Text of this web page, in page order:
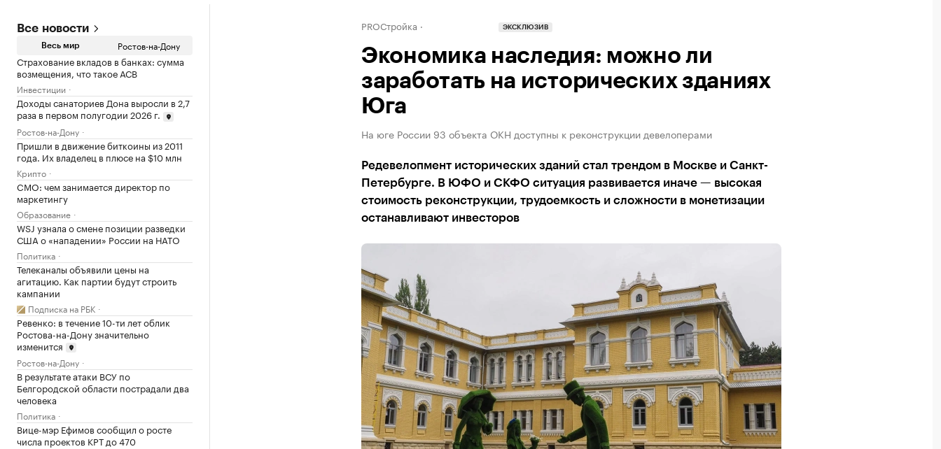
Все новости
Весь мир Ростов-на-Дону
Страхование вкладов в банках: сумма
возмещения, что такое АСВ
Инвестиции
Доходы санаториев Дона выросли в 2,7
раза в первом полугодии 2026 г.
Ростов-на-Дону
Пришли в движение биткоины из 2011
года. Их владелец в плюсе на $10 млн
Крипто
CMO: чем занимается директор по
маркетингу
Образование
WSJ узнала о смене позиции разведки
США о «нападении» России на НАТО
Политика
Телеканалы объявили цены на
агитацию. Как партии будут строить
кампании
Подписка на РБК
Ревенко: в течение 10-ти лет облик
Ростова-на-Дону значительно
изменится
Ростов-на-Дону
В результате атаки ВСУ по
Белгородской области пострадали два
человека
Политика
Вице-мэр Ефимов сообщил о росте
числа проектов КРТ до 470
PROСтройка ЭКСКЛЮЗИВ
Экономика наследия: можно ли
заработать на исторических зданиях
Юга
На юге России 93 объекта ОКН доступны к реконструкции девелоперами
Редевелопмент исторических зданий стал трендом в Москве и Санкт-
Петербурге. В ЮФО и СКФО ситуация развивается иначе — высокая
стоимость реконструкции, трудоемкость и сложности в монетизации
останавливают инвесторов